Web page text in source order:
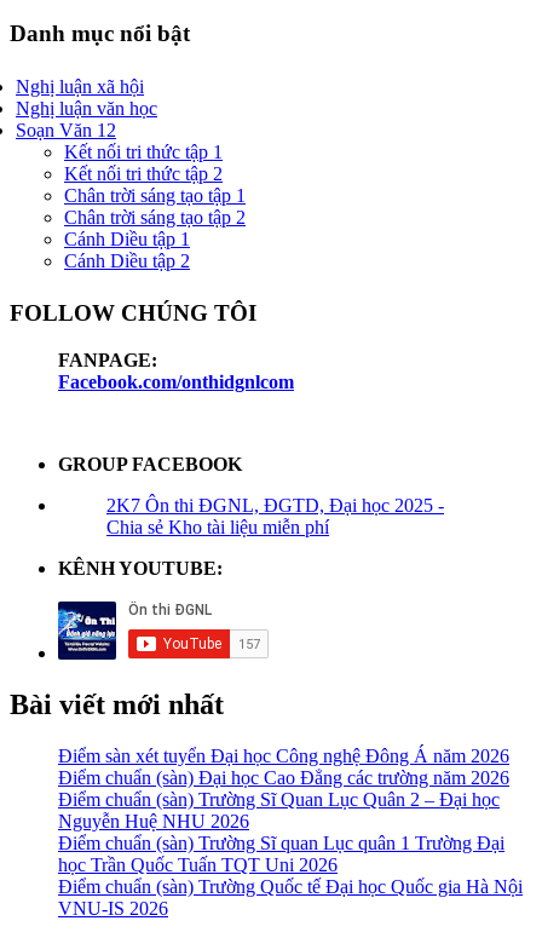
Danh mục nổi bật
Nghị luận xã hội
Nghị luận văn học
Soạn Văn 12
Kết nối tri thức tập 1
Kết nối tri thức tập 2
Chân trời sáng tạo tập 1
Chân trời sáng tạo tập 2
Cánh Diều tập 1
Cánh Diều tập 2
FOLLOW CHÚNG TÔI
FANPAGE:
Facebook.com/onthidgnlcom
GROUP FACEBOOK
2K7 Ôn thi ĐGNL, ĐGTD, Đại học 2025 -
Chia sẻ Kho tài liệu miễn phí
KÊNH YOUTUBE:
Bài viết mới nhất
Điểm sàn xét tuyển Đại học Công nghệ Đông Á năm 2026
Điểm chuẩn (sàn) Đại học Cao Đẳng các trường năm 2026
Điểm chuẩn (sàn) Trường Sĩ Quan Lục Quân 2 – Đại học
Nguyễn Huệ NHU 2026
Điểm chuẩn (sàn) Trường Sĩ quan Lục quân 1 Trường Đại
học Trần Quốc Tuấn TQT Uni 2026
Điểm chuẩn (sàn) Trường Quốc tế Đại học Quốc gia Hà Nội
VNU-IS 2026